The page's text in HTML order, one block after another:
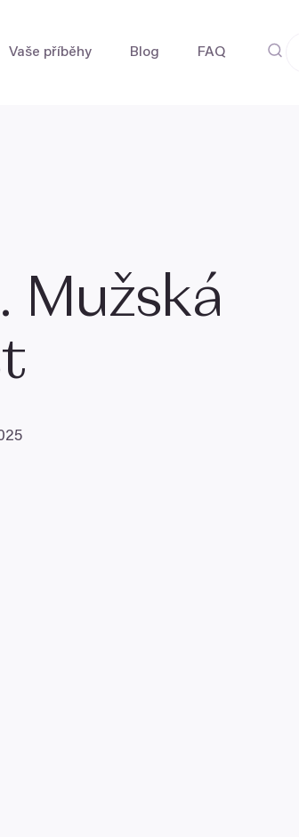
Vaše příběhy Blog FAQ
Mužská